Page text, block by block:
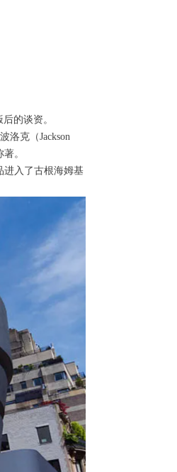
的谈资。
洛克（Jackson
。
进入了古根海姆基